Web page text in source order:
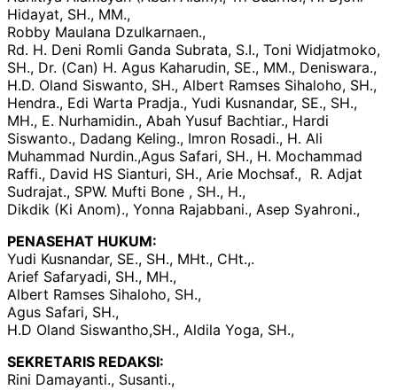
Hidayat, SH., MM.,
Robby Maulana Dzulkarnaen.,
Rd. H. Deni Romli Ganda Subrata, S.I., Toni Widjatmoko,
SH., Dr. (Can) H. Agus Kaharudin, SE., MM., Deniswara.,
H.D. Oland Siswanto, SH., Albert Ramses Sihaloho, SH.,
Hendra., Edi Warta Pradja., Yudi Kusnandar, SE., SH.,
MH., E. Nurhamidin., Abah Yusuf Bachtiar., Hardi
Siswanto., Dadang Keling., Imron Rosadi., H. Ali
Muhammad Nurdin.,Agus Safari, SH., H. Mochammad
Raffi., David HS Sianturi, SH., Arie Mochsaf., R. Adjat
Sudrajat., SPW. Mufti Bone , SH., H.,
Dikdik (Ki Anom)., Yonna Rajabbani., Asep Syahroni.,
PENASEHAT HUKUM:
Yudi Kusnandar, SE., SH., MHt., CHt.,.
Arief Safaryadi, SH., MH.,
Albert Ramses Sihaloho, SH.,
Agus Safari, SH.,
H.D Oland Siswantho,SH., Aldila Yoga, SH.,
SEKRETARIS REDAKSI:
Rini Damayanti., Susanti.,